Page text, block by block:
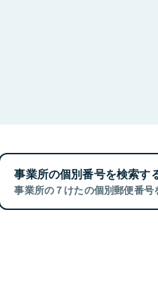
事業所の個別番号を検索す
事業所の７けたの個別郵便番号